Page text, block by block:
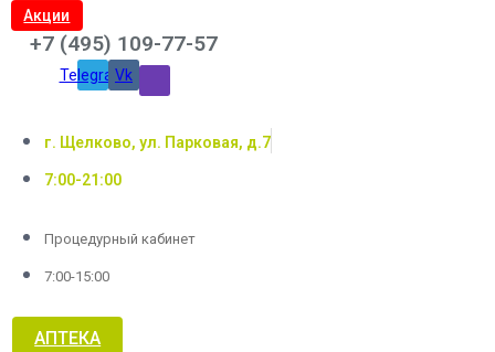
Акции
+7 (495) 109-77-57
TelegramVk
г. Щелково, ул. Парковая, д.7
7:00-21:00
Процедурный кабинет
7:00-15:00
АПТЕКА